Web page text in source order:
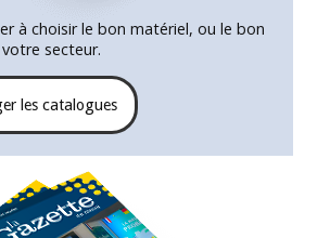
à choisir le bon matériel, ou le bon
secteur.
les catalogues